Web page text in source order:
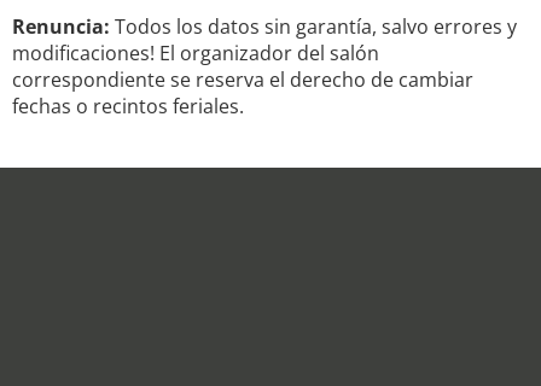
Renuncia: Todos los datos sin garantía, salvo errores y
modificaciones! El organizador del salón
correspondiente se reserva el derecho de cambiar
fechas o recintos feriales.